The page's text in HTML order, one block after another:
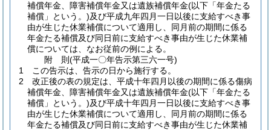
補償年金、障害補償年金又は遺族補償年金(以下「年金たる
補償」という。)及び平成九年四月一日以後に支給すべき事
由が生じた休業補償について適用し、同月前の期間に係る
年金たる補償及び同日前に支給すべき事由が生じた休業補
償については、なお従前の例による。
附 則(平成一〇年告示第三六一号)
1
この告示は、告示の日から施行する。
2
改正後の表の規定は、平成十年四月以後の期間に係る傷病
補償年金、障害補償年金又は遺族補償年金(以下「年金たる
補償」という。)及び平成十年四月一日以後に支給すべき事
由が生じた休業補償について適用し、同月前の期間に係る
年金たる補償及び同日前に支給すべき事由が生じた休業補